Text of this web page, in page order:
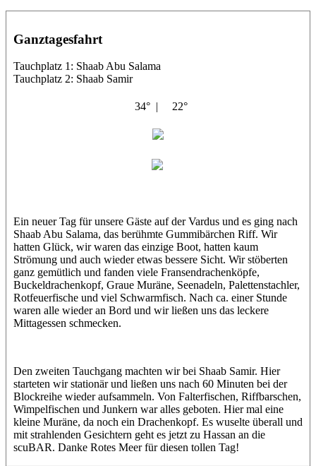
Ganztagesfahrt
Tauchplatz 1: Shaab Abu Salama
Tauchplatz 2: Shaab Samir
34° | 22°
Ein neuer Tag für unsere Gäste auf der Vardus und es ging nach
Shaab Abu Salama, das berühmte Gummibärchen Riff. Wir
hatten Glück, wir waren das einzige Boot, hatten kaum
Strömung und auch wieder etwas bessere Sicht. Wir stöberten
ganz gemütlich und fanden viele Fransendrachenköpfe,
Buckeldrachenkopf, Graue Muräne, Seenadeln, Palettenstachler,
Rotfeuerfische und viel Schwarmfisch. Nach ca. einer Stunde
waren alle wieder an Bord und wir ließen uns das leckere
Mittagessen schmecken.
Den zweiten Tauchgang machten wir bei Shaab Samir. Hier
starteten wir stationär und ließen uns nach 60 Minuten bei der
Blockreihe wieder aufsammeln. Von Falterfischen, Riffbarschen,
Wimpelfischen und Junkern war alles geboten. Hier mal eine
kleine Muräne, da noch ein Drachenkopf. Es wuselte überall und
mit strahlenden Gesichtern geht es jetzt zu Hassan an die
scuBAR. Danke Rotes Meer für diesen tollen Tag!